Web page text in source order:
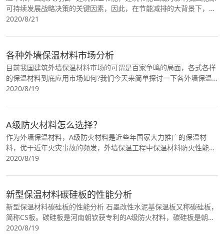
可持续发展战略决策的关键因素，因此，在节能减排的大背景下，建
筑业对建材行业的发展具有重大需求。住房和城
2020/8/21
各种外墙保温材料市场分析
目前我国建筑外墙保温材料市场的可谓是百家争鸣的局面，各式各样
的保温材料到底应用市场如何?我们今天来简单探讨一下各外墙保温
材料的现状及未来市场发展的前景，常见的EPS市场
2020/8/19
A级防火材料怎么选择？
作为外墙保温材料，A级防火材料是近些年国家大力推广的保温材
料，优于近年火灾事故的频发，外墙保温工程中保温材料防火性能的
要求起着至关重要的作用，对外墙保温材料的燃烧性
2020/8/19
新型保温材料碳硅板的性能分析
新型保温材料碳硅板的性能分析 石墨改性水泥基保温板又称碳硅板，
简称CS板。碳硅板是河南朝钦获专利的A级防火材料，碳硅板是朝钦
经过独特的制作工艺研制而成无机复合保温板材，
2020/8/19